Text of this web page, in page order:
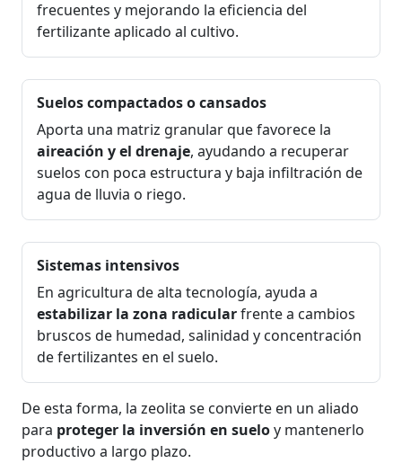
frecuentes y mejorando la eficiencia del
fertilizante aplicado al cultivo.
Suelos compactados o cansados
Aporta una matriz granular que favorece la
aireación y el drenaje, ayudando a recuperar
suelos con poca estructura y baja infiltración de
agua de lluvia o riego.
Sistemas intensivos
En agricultura de alta tecnología, ayuda a
estabilizar la zona radicularfrente a cambios
bruscos de humedad, salinidad y concentración
de fertilizantes en el suelo.
De esta forma, la zeolita se convierte en un aliado
para proteger la inversión en sueloy mantenerlo
productivo a largo plazo.